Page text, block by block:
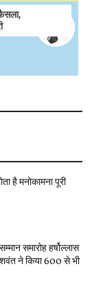
है मनोकामना पूरी
समारोह हर्षोल्लास
ने किया 600 से भी